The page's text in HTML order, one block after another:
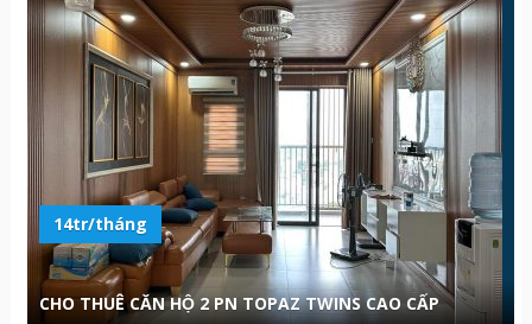
14tr/tháng
CHO THUÊ CĂN HỘ 2 PN TOPAZ TWINS CAO CẤP